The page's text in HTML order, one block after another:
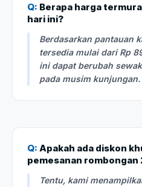
Q: Berapa harga
hari ini?
Berdasarkan pantauan
tersedia mulai dari Rp
ini dapat berubah
pada musim kunjungan.
Q: Apakah ada diskon
pemesanan rombongan
Tentu, kami